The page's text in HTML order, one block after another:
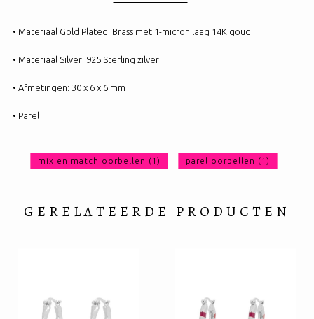
• Materiaal Gold Plated: Brass met 1-micron laag 14K goud
• Materiaal Silver: 925 Sterling zilver
• Afmetingen: 30 x 6 x 6 mm
• Parel
mix en match oorbellen (1) parel oorbellen (1)
GERELATEERDE PRODUCTEN